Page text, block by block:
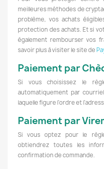
meilleures méthodes de
problème, vos achats
protection des achats. Et si
également rembourser vos
savoir plus à visiter le site de
Paiement par
Si vous choisissez le
automatiquement par
laquelle figure l'ordre et
Paiement par
Si vous optez pour le
obtiendrez toutes les
confirmation de commande.